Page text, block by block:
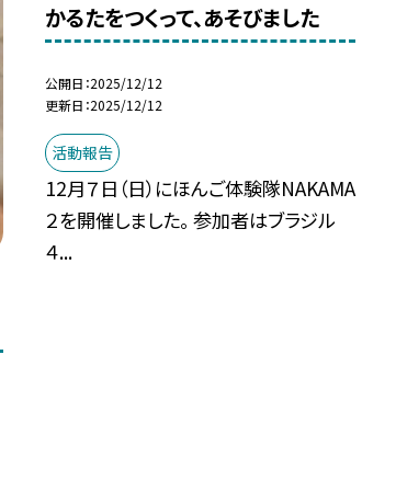
かるたをつくって、あそびました
公開日 2025/12/12
更新日 2025/12/12
活動報告
12月７日（日）にほんご体験隊NAKAMA
２を開催しました。 参加者はブラジル
４...